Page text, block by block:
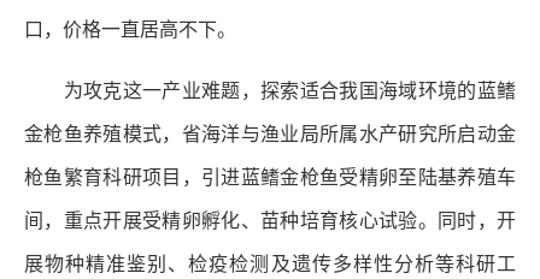
口，价格一直居高不下。
为攻克这一产业难题，探索适合我国海域环境的蓝鳍
金枪鱼养殖模式，省海洋与渔业局所属水产研究所启动金
枪鱼繁育科研项目，引进蓝鳍金枪鱼受精卵至陆基养殖车
间，重点开展受精卵孵化、苗种培育核心试验。同时，开
展物种精准鉴别、检疫检测及遗传多样性分析等科研工